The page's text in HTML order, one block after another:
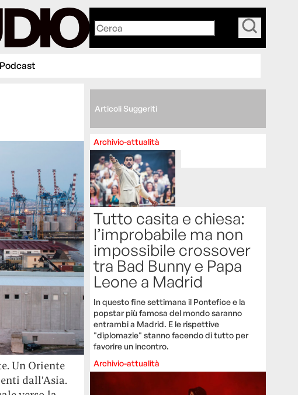
Podcast
Un Oriente
dall’Asia.
Articoli Suggeriti
Archivio-attualità
Tutto casita e chiesa:
l’improbabile ma non
impossibile crossover
tra Bad Bunny e Papa
Leone a Madrid
In questo fine settimana il Pontefice e la
popstar più famosa del mondo saranno
entrambi a Madrid. E le rispettive
"diplomazie" stanno facendo di tutto per
favorire un incontro.
Archivio-attualità